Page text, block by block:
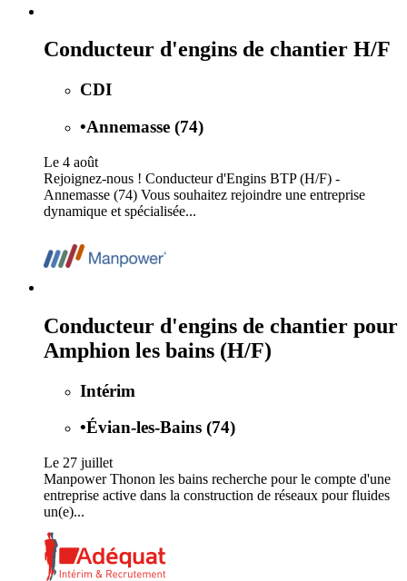
Conducteur d'engins de chantier H/F
CDI
•Annemasse (74)
Le 4 août
Rejoignez-nous ! Conducteur d'Engins BTP (H/F) -
Annemasse (74) Vous souhaitez rejoindre une entreprise
dynamique et spécialisée...
Conducteur d'engins de chantier pour
Amphion les bains (H/F)
Intérim
•Évian-les-Bains (74)
Le 27 juillet
Manpower Thonon les bains recherche pour le compte d'une
entreprise active dans la construction de réseaux pour fluides
un(e)...